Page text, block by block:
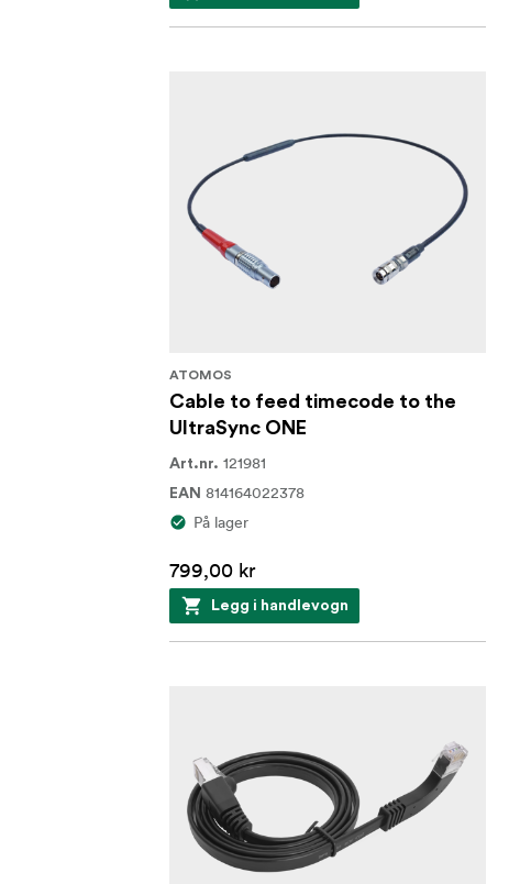
ATOMOS
Cable to feed timecode to the
UltraSync ONE
Art.nr. 121981
EAN 814164022378
På lager
799,00 kr
Legg i handlevogn